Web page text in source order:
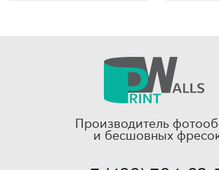
Производитель
и бесшовных